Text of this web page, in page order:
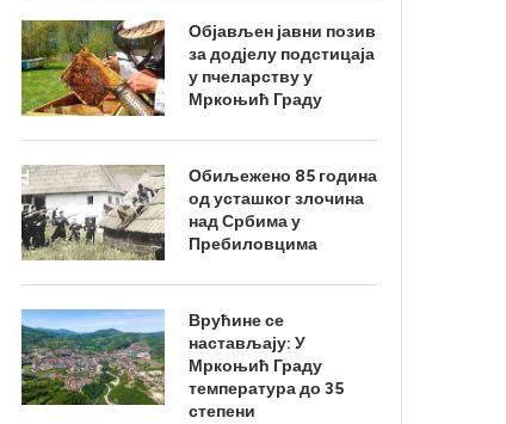
Објављен јавни позив
за додјелу подстицаја
у пчеларству у
Мркоњић Граду
Обиљежено 85 година
од усташког злочина
над Србима у
Пребиловцима
Врућине се
настављају: У
Мркоњић Граду
температура до 35
степени